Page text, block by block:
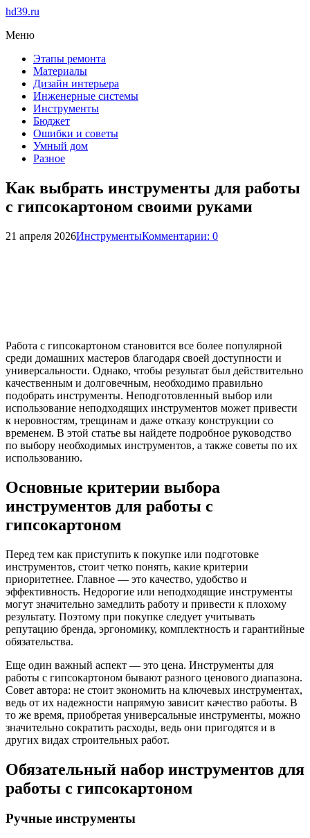
hd39.ru
Меню
Этапы ремонта
Материалы
Дизайн интерьера
Инженерные системы
Инструменты
Бюджет
Ошибки и советы
Умный дом
Разное
Как выбрать инструменты для работы
с гипсокартоном своими руками
21 апреля 2026ИнструментыКомментарии: 0
Работа с гипсокартоном становится все более популярной
среди домашних мастеров благодаря своей доступности и
универсальности. Однако, чтобы результат был действительно
качественным и долговечным, необходимо правильно
подобрать инструменты. Неподготовленный выбор или
использование неподходящих инструментов может привести
к неровностям, трещинам и даже отказу конструкции со
временем. В этой статье вы найдете подробное руководство
по выбору необходимых инструментов, а также советы по их
использованию.
Основные критерии выбора
инструментов для работы с
гипсокартоном
Перед тем как приступить к покупке или подготовке
инструментов, стоит четко понять, какие критерии
приоритетнее. Главное — это качество, удобство и
эффективность. Недорогие или неподходящие инструменты
могут значительно замедлить работу и привести к плохому
результату. Поэтому при покупке следует учитывать
репутацию бренда, эргономику, комплектность и гарантийные
обязательства.
Еще один важный аспект — это цена. Инструменты для
работы с гипсокартоном бывают разного ценового диапазона.
Совет автора: не стоит экономить на ключевых инструментах,
ведь от их надежности напрямую зависит качество работы. В
то же время, приобретая универсальные инструменты, можно
значительно сократить расходы, ведь они пригодятся и в
других видах строительных работ.
Обязательный набор инструментов для
работы с гипсокартоном
Ручные инструменты